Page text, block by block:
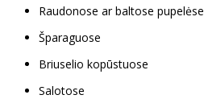
Raudonose ar baltose pupelėse
Šparaguose
Briuselio kopūstuose
Salotose